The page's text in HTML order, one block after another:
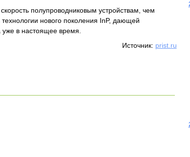
полупроводниковым устройствам, чем
нового поколения InP, дающей
уже в настоящее время.
Источник: prist.ru